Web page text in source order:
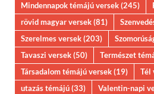
Mindennapok témájú versek(245)
rövid magyar versek(81)
Szerelmes versek(203)
Tavaszi versek(50) Természet
Társadalom témájú versek(19) Tél
utazás témájú(33) Valentin-napi